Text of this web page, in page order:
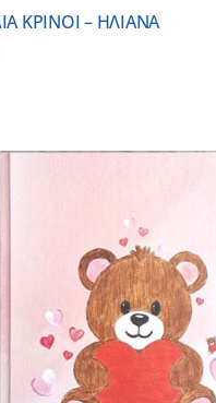
ΚΡΙΝΟΙ – ΗΛΙΑΝΑ